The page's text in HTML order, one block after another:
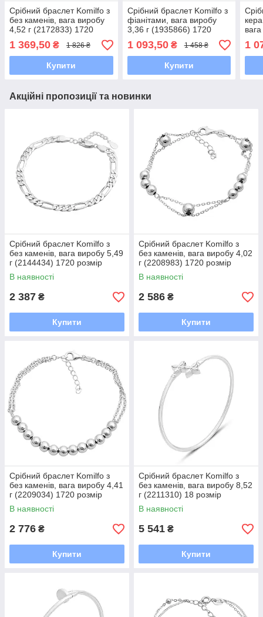
Срібний браслет Komilfo з
без каменів, вага виробу
4,52 г (2172833) 1720
розмір
1 369,50 ₴ 1 826 ₴
Купити
Срібний браслет Komilfo з
фіанітами, вага виробу
3,36 г (1935866) 1720
розмір
1 093,50₴ 1 458 ₴
Купити
1
Акційні пропозиції та новинки
Срібний браслет Komilfo з
без каменів, вага виробу 5,49
г (2144434) 1720 розмір
В наявності
2 387 ₴
Купити
Срібний браслет Komilfo з
без каменів, вага виробу 4,02
г (2208983) 1720 розмір
В наявності
2 586 ₴
Купити
Срібний браслет Komilfo з
без каменів, вага виробу 4,41
г (2209034) 1720 розмір
В наявності
2 776 ₴
Купити
Срібний браслет Komilfo з
без каменів, вага виробу 8,52
г (2211310) 18 розмір
В наявності
5 541 ₴
Купити